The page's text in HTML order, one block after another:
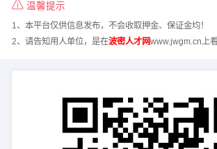
温馨提示
1、本平台仅供信息发布，不会收取押金、保证金均！
2、请告知用人单位，是在波密人才网www.jwgm.cn上